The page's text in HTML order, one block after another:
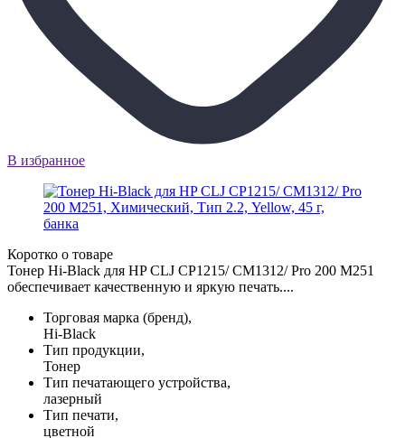
В избранное
Коротко о товаре
Тонер Hi-Black для HP CLJ CP1215/ CM1312/ Pro 200 M251
обеспечивает качественную и яркую печать....
Торговая марка (бренд),
Hi-Black
Тип продукции,
Тонер
Тип печатающего устройства,
лазерный
Тип печати,
цветной